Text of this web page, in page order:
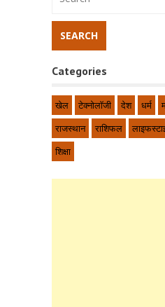
Categories
खेल टेक्नोलॉजी देश धर्म
राजस्थान
राशिफल
शिक्षा